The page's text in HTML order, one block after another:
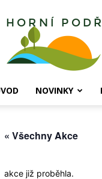
NOVINKY
« Všechny Akce
akce již proběhla.